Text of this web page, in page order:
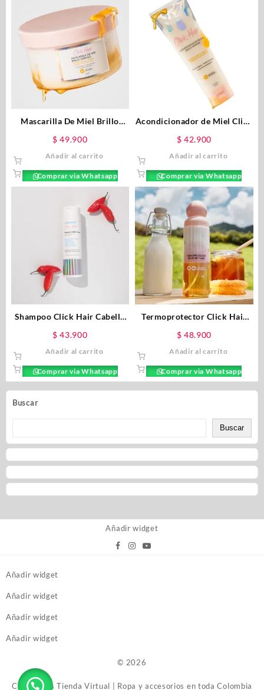
Buscar
Buscar
Mascarilla De Miel Brillo
$ 49.900
Añadir al carrito
Comprar via Whatsapp
Acondicionador de Miel Click
$ 42.900
Añadir al carrito
Comprar via Whatsapp
Shampoo Click Hair Cabello
$ 43.900
Añadir al carrito
Comprar via Whatsapp
Termoprotector Click Hair
150ML
$ 48.900
Añadir al carrito
Comprar via Whatsapp
Añadir widget
Añadir widget
Añadir widget
Añadir widget
Añadir widget
© 2026
Caprichitos Tienda Virtual | Ropa y accesorios en toda Colombia